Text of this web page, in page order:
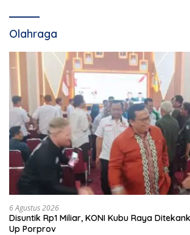
Olahraga
6 Agustus 2026
Disuntik Rp1 Miliar, KONI Kubu Raya
Up Porprov